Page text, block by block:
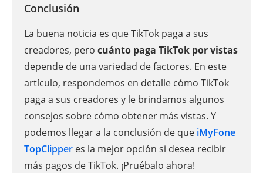
Conclusión
La buena noticia es que TikTok paga a sus
creadores, pero cuánto paga TikTok por vistas
depende de una variedad de factores. En este
artículo, respondemos en detalle cómo TikTok
paga a sus creadores y le brindamos algunos
consejos sobre cómo obtener más vistas. Y
podemos llegar a la conclusión de que iMyFone
TopClipper es la mejor opción si desea recibir
más pagos de TikTok. ¡Pruébalo ahora!